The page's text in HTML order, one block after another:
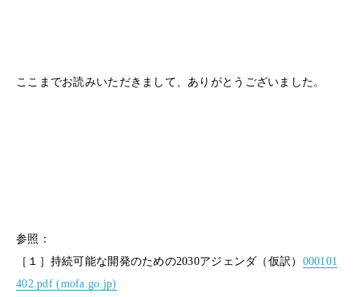
ここまでお読みいただきまして、ありがとうございました。
参照：
［１］持続可能な開発のための2030アジェンダ（仮訳） 000101
402.pdf (mofa.go.jp)